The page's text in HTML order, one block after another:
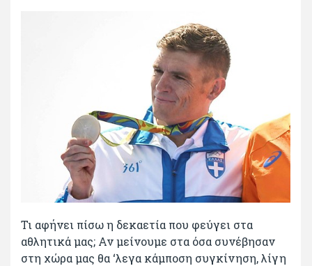
Τι αφήνει πίσω η δεκαετία που φεύγει στα
αθλητικά μας; Αν μείνουμε στα όσα συνέβησαν
στη χώρα μας θα ‘λεγα κάμποση συγκίνηση, λίγη